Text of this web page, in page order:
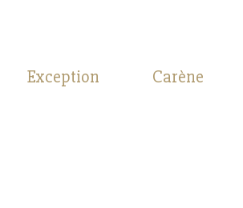
Exception Carène